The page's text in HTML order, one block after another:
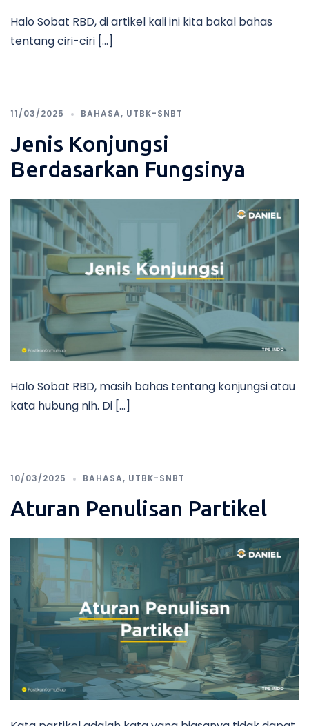
Halo Sobat RBD, di artikel kali ini kita bakal bahas
tentang ciri-ciri […]
11/03/2025 BAHASA, UTBK-SNBT
Jenis Konjungsi
Berdasarkan Fungsinya
Halo Sobat RBD, masih bahas tentang konjungsi atau
kata hubung nih. Di […]
10/03/2025 BAHASA, UTBK-SNBT
Aturan Penulisan Partikel